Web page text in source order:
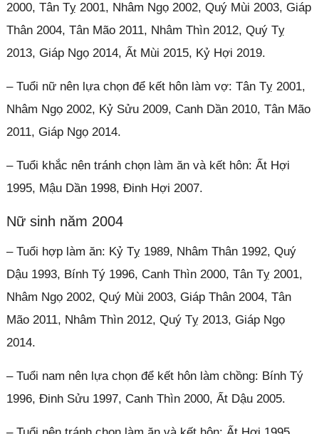
2000, Tân Tỵ 2001, Nhâm Ngọ 2002, Quý Mùi 2003, Giáp
Thân 2004, Tân Mão 2011, Nhâm Thìn 2012, Quý Tỵ
2013, Giáp Ngọ 2014, Ất Mùi 2015, Kỷ Hợi 2019.
– Tuổi nữ nên lựa chọn để kết hôn làm vợ: Tân Tỵ 2001,
Nhâm Ngọ 2002, Kỷ Sửu 2009, Canh Dần 2010, Tân Mão
2011, Giáp Ngọ 2014.
– Tuổi khắc nên tránh chọn làm ăn và kết hôn: Ất Hợi
1995, Mậu Dần 1998, Đinh Hợi 2007.
Nữ sinh năm 2004
– Tuổi hợp làm ăn: Kỷ Tỵ 1989, Nhâm Thân 1992, Quý
Dậu 1993, Bính Tý 1996, Canh Thìn 2000, Tân Tỵ 2001,
Nhâm Ngọ 2002, Quý Mùi 2003, Giáp Thân 2004, Tân
Mão 2011, Nhâm Thìn 2012, Quý Tỵ 2013, Giáp Ngọ
2014.
– Tuổi nam nên lựa chọn để kết hôn làm chồng: Bính Tý
1996, Đinh Sửu 1997, Canh Thìn 2000, Ất Dậu 2005.